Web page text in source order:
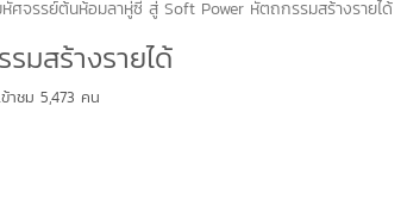
ศจรรย์ต้นห้อมลาหู่ซี สู่ Soft Power หัตถกรรมสร้างรายได้
มสร้างรายได้
าชม 5,473 คน